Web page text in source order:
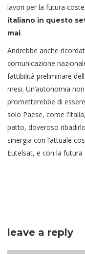
lavori per la futura
italiano in questo
mai.
Andrebbe anche
comunicazione
fattibilità preliminare
mesi. Un’autonomia
prometterebbe di
solo Paese, come
patto, doveroso
sinergia con l’attuale
Eutelsat, e con la futura
leave a reply